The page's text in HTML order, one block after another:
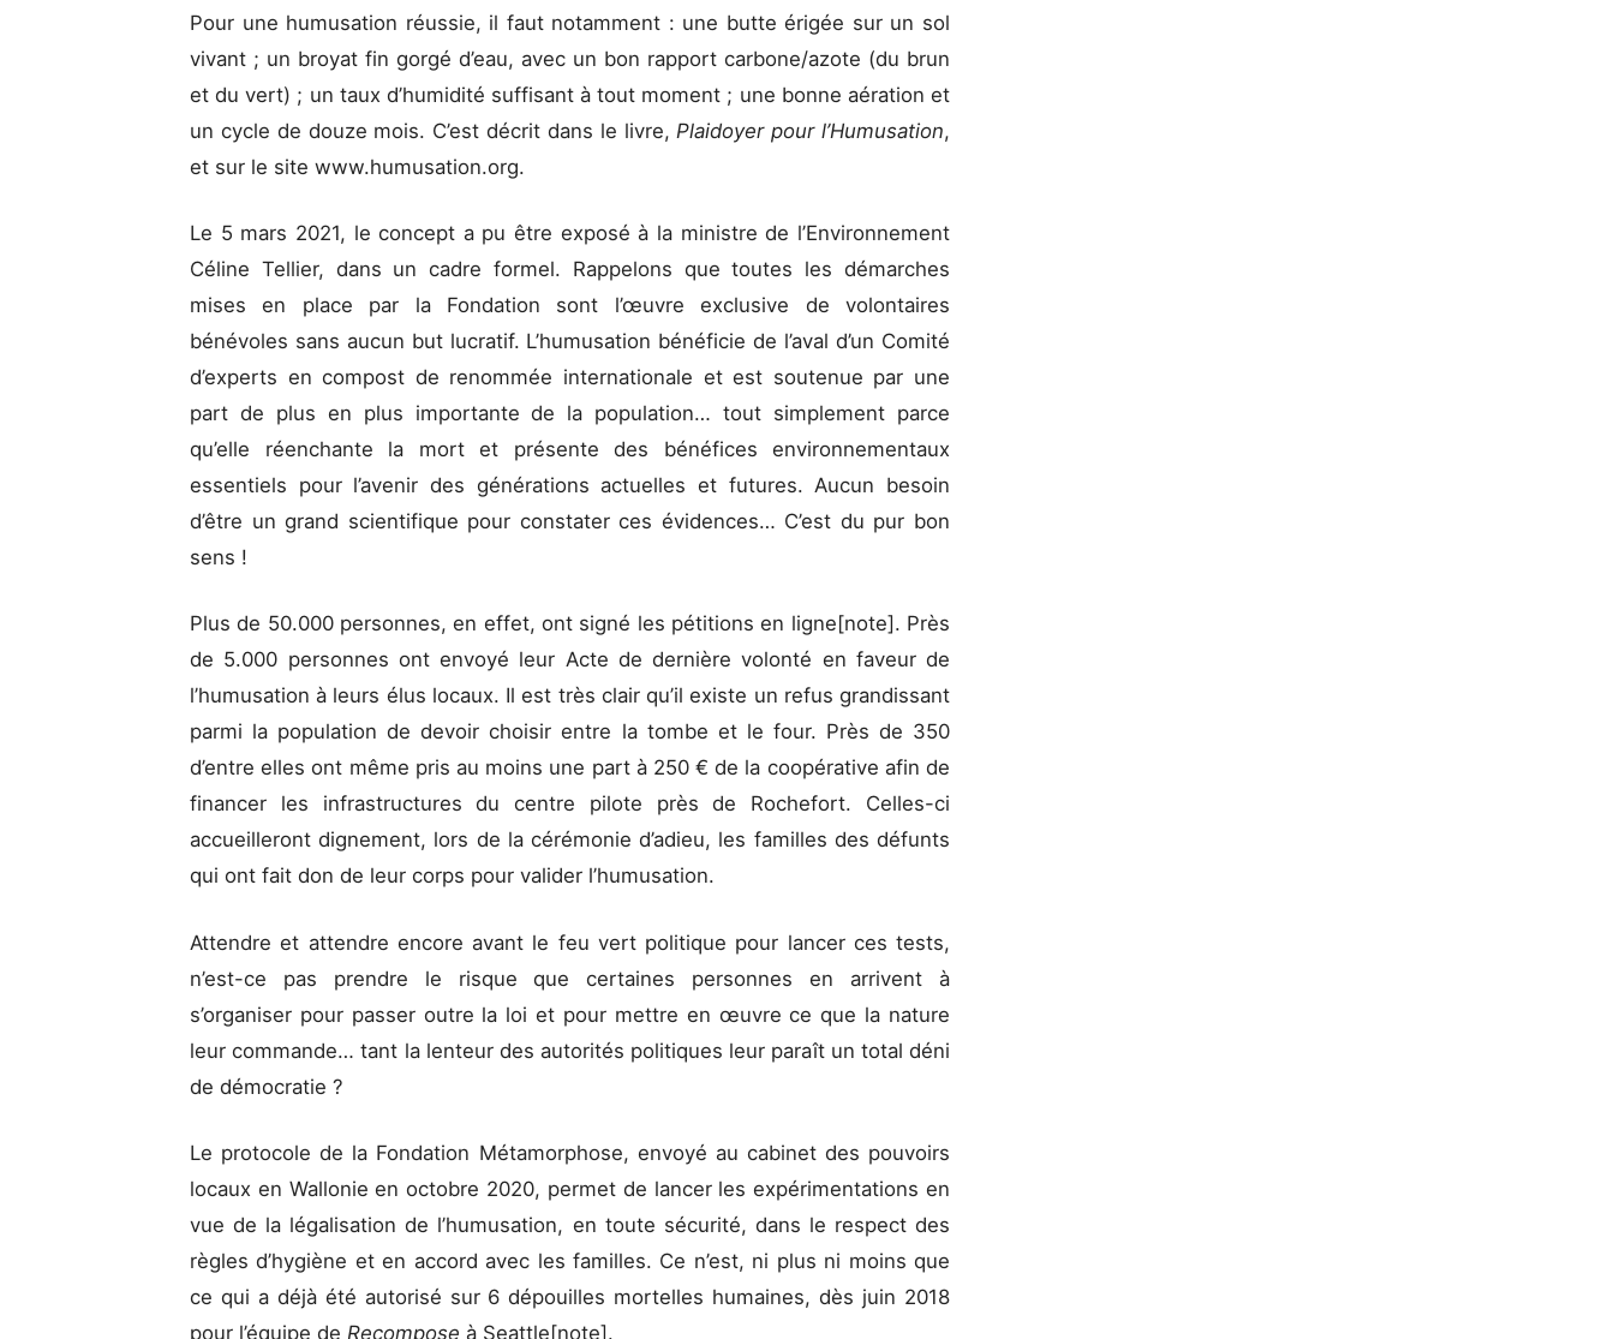
Pour une humusation réussie, il faut notamment : une butte érigée sur un sol
vivant ; un broyat fin gorgé d’eau, avec un bon rapport carbone/azote (du brun
et du vert) ; un taux d’humidité suffisant à tout moment ; une bonne aération et
un cycle de douze mois. C’est décrit dans le livre,Plaidoyer pour l’Humusation,
et sur le site www.humusation.org.
Le 5 mars 2021, le concept a pu être exposé à la ministre de l’Environnement
Céline Tellier, dans un cadre formel. Rappelons que toutes les démarches
mises en place par la Fondation sont l’œuvre exclusive de volontaires
bénévoles sans aucun but lucratif. L’humusation bénéficie de l’aval d’un Comité
d’experts en compost de renommée internationale et est soutenue par une
part de plus en plus importante de la population… tout simplement parce
qu’elle réenchante la mort et présente des bénéfices environnementaux
essentiels pour l’avenir des générations actuelles et futures. Aucun besoin
d’être un grand scientifique pour constater ces évidences… C’est du pur bon
sens !
Plus de 50.000 personnes, en effet, ont signé les pétitions en ligne[note]. Près
de 5.000 personnes ont envoyé leur Acte de dernière volonté en faveur de
l’humusation à leurs élus locaux. Il est très clair qu’il existe un refus grandissant
parmi la population de devoir choisir entre la tombe et le four. Près de 350
d’entre elles ont même pris au moins une part à 250 € de la coopérative afin de
financer les infrastructures du centre pilote près de Rochefort. Celles-ci
accueilleront dignement, lors de la cérémonie d’adieu, les familles des défunts
qui ont fait don de leur corps pour valider l’humusation.
Attendre et attendre encore avant le feu vert politique pour lancer ces tests,
n’est-ce pas prendre le risque que certaines personnes en arrivent à
s’organiser pour passer outre la loi et pour mettre en œuvre ce que la nature
leur commande… tant la lenteur des autorités politiques leur paraît un total déni
de démocratie ?
Le protocole de la Fondation Métamorphose, envoyé au cabinet des pouvoirs
locaux en Wallonie en octobre 2020, permet de lancer les expérimentations en
vue de la légalisation de l’humusation, en toute sécurité, dans le respect des
règles d’hygiène et en accord avec les familles. Ce n’est, ni plus ni moins que
ce qui a déjà été autorisé sur 6 dépouilles mortelles humaines, dès juin 2018
pour l’équipe de Recompose à Seattle[note].